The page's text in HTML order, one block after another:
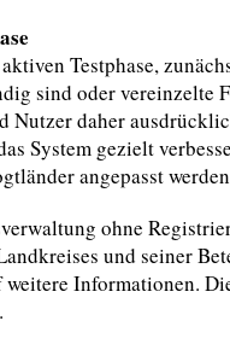
Testphase,
sind oder vereinzelte
Nutzer daher
System gezielt
angepasst
ohne
und seiner
Informationen.